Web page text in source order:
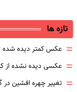
تازه ها
= عکس کمتر دیده شده
= عکسی دیده نشده از
= تغییر چهره افشین در